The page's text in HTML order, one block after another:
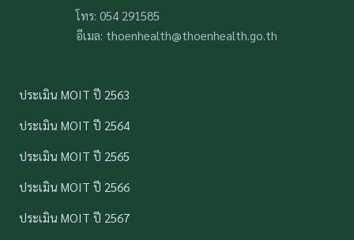
โทร: 054 291585
อีเมล: thoenhealth@thoenhealth.go.th
ประเมิน MOIT ปี 2563
ประเมิน MOIT ปี 2564
ประเมิน MOIT ปี 2565
ประเมิน MOIT ปี 2566
ประเมิน MOIT ปี 2567